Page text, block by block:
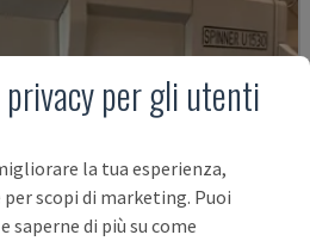
per gli utenti
la tua esperienza,
scopi di marketing. Puoi
saperne di più su come